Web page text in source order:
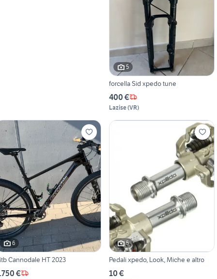
5
forcella Sid xpedo tune
400 €
Lazise(VR)
6
Cannodale HT 2023
€
5
Pedali xpedo, Look, Miche e altro
10 €